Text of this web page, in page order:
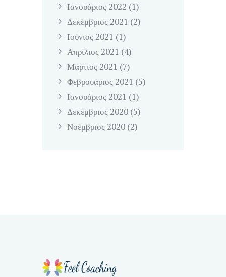
Ιανουάριος 2022 (1)
Δεκέμβριος 2021 (2)
Ιούνιος 2021 (1)
Απρίλιος 2021 (4)
Μάρτιος 2021 (7)
Φεβρουάριος 2021 (5)
Ιανουάριος 2021 (1)
Δεκέμβριος 2020 (5)
Νοέμβριος 2020 (2)